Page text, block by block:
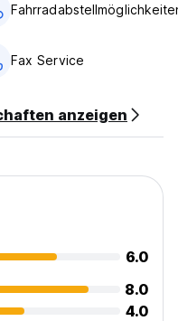
10 Kg schwer ist
Ein Hund ab 10 Kg
nicht erlaubt!
Fax Service
anzeigen
6.0
8.0
4.0